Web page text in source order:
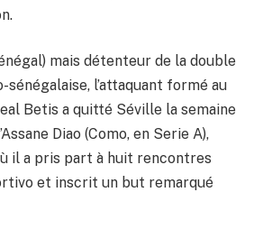
mais détenteur de la double
sénégalaise, l’attaquant formé au
Betis a quitté Séville la semaine
Diao (Como, en Serie A),
il a pris part à huit rencontres
et inscrit un but remarqué